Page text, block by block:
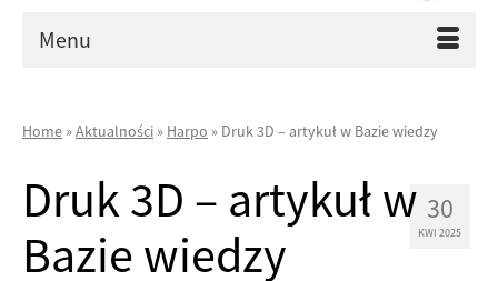
Menu
30
KWI 2025
Home »Aktualności » Harpo » Druk 3D – artykuł w Bazie wiedzy
Druk 3D – artykuł w
Bazie wiedzy